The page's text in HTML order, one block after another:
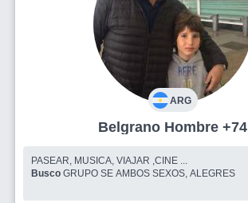
ARG
Belgrano Hombre +74
PASEAR, MUSICA, VIAJAR ,CINE ...
Busco GRUPO SE AMBOS SEXOS, ALEGRES